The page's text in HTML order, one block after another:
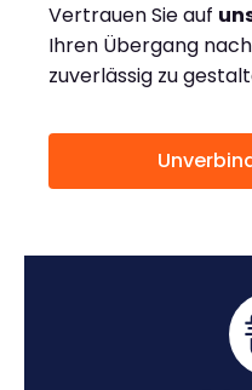
Vertrauen Sie auf
Ihren Übergang
zuverlässig zu